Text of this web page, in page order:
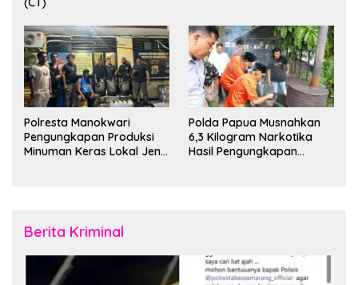
Polresta Manokwari
Pengungkapan Produksi
Minuman Keras Lokal Jenis
Polda Papua Musnahkan
6,3 Kilogram Narkotika
Hasil Pengungkapan
Berita Kriminal